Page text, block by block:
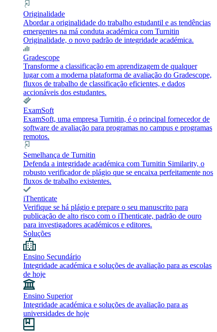
Originalidade
Abordar a originalidade do trabalho estudantil e as tendências
emergentes na má conduta académica com Turnitin
Originalidade, o novo padrão de integridade académica.
Gradescope
Transforme a classificação em aprendizagem de qualquer
lugar com a moderna plataforma de avaliação do Gradescope,
fluxos de trabalho de classificação eficientes, e dados
accionáveis dos estudantes.
ExamSoft
ExamSoft, uma empresa Turnitin, é o principal fornecedor de
software de avaliação para programas no campus e programas
remotos.
Semelhança de Turnitin
Defenda a integridade académica com Turnitin Similarity, o
robusto verificador de plágio que se encaixa perfeitamente nos
fluxos de trabalho existentes.
iThenticate
Verifique se há plágio e prepare o seu manuscrito para
publicação de alto risco com o iThenticate, padrão de ouro
para investigadores académicos e editores.
Soluções
Ensino Secundário
Integridade académica e soluções de avaliação para as escolas
de hoje
Ensino Superior
Integridade académica e soluções de avaliação para as
universidades de hoje